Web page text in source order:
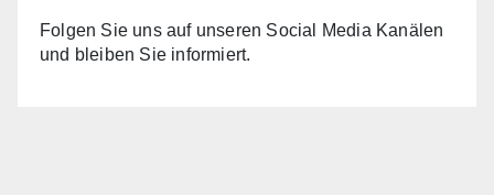
Folgen Sie uns auf unseren Social Media Kanälen
und bleiben Sie informiert.